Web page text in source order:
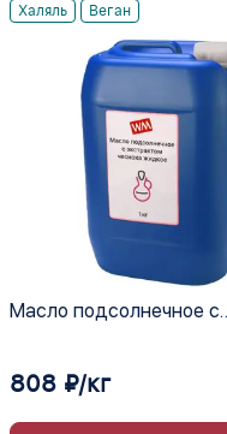
Халяль Веган
Масло подсолнечное с
808 ₽/кг